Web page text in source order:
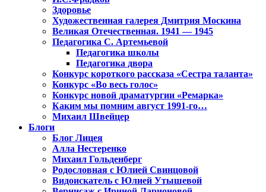
Здоровье
Художественная галерея Дмитрия Москина
Великая Отечественная. 1941 — 1945
Педагогика С. Артемьевой
Педагогика школы
Педагогика двора
Конкурс короткого рассказа «Сестра таланта»
Конкурс «Во весь голос»
Конкурс новой драматургии «Ремарка»
Каким мы помним август 1991-го…
Михаил Швейцер
Блоги
Блог Лицея
Алла Нестеренко
Михаил Гольденберг
Родословная с Юлией Свинцовой
Видоискатель с Юлией Утышевой